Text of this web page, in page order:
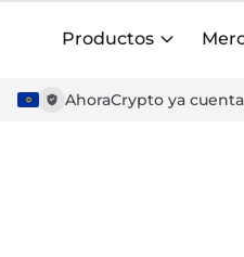
Productos
AhoraCrypto ya